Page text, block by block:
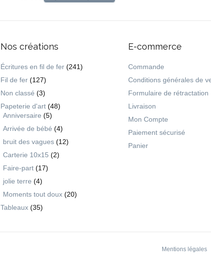
Nos créations
Écritures en fil de fer (241)
Fil de fer (127)
Non classé (3)
Papeterie d'art (48)
Anniversaire (5)
Arrivée de bébé (4)
bruit des vagues (12)
Carterie 10x15 (2)
Faire-part (17)
jolie terre (4)
Moments tout doux (20)
Tableaux (35)
E-commerce
Commande
Conditions générales de
Formulaire de rétractation
Livraison
Mon Compte
Paiement sécurisé
Panier
Mentions légales